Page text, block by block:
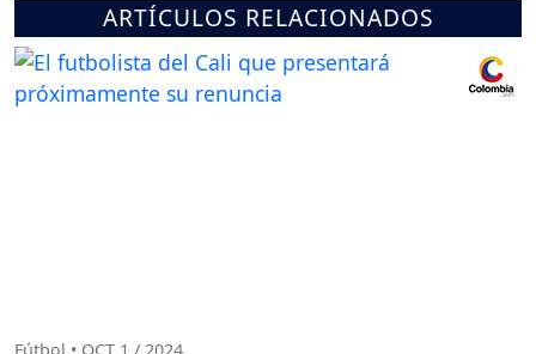
ARTÍCULOS RELACIONADOS